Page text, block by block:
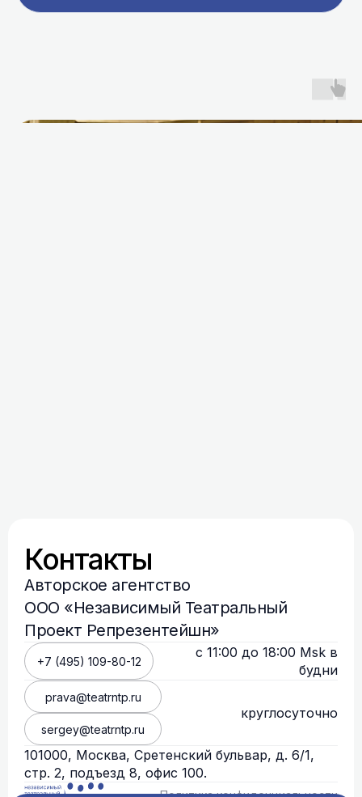
Контакты
Авторское агентство
ООО «Независимый Театральный
Проект Репрезентейшн»
+7 (495) 109-80-12
с 11:00 до 18:00 Msk в
будни
prava@teatrntp.ru
sergey@teatrntp.ru
круглосуточно
101000, Москва, Сретенский бульвар, д. 6/1,
стр. 2, подъезд 8, офис 100.